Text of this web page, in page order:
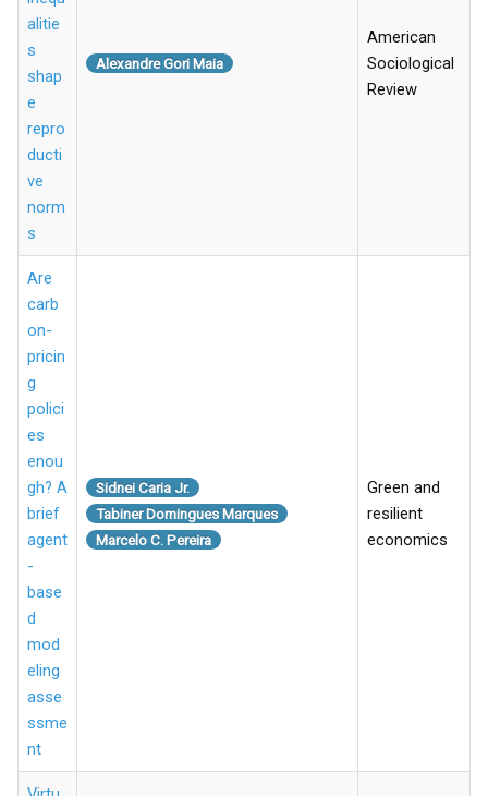
alitie
s
shap
e
repro
ducti
ve
norm
s
Alexandre Gori Maia
American
Sociological
Review
Are
carb
on-
pricin
g
polici
es
enou
gh? A
brief
agent
-
base
d
mod
eling
asse
ssme
nt
Sidnei Caria Jr.
Tabiner Domingues Marques
Marcelo C. Pereira
Green and
resilient
economics